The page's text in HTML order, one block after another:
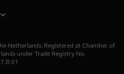
Netherlands. Registered at Chamber of
under Trade Registry No.